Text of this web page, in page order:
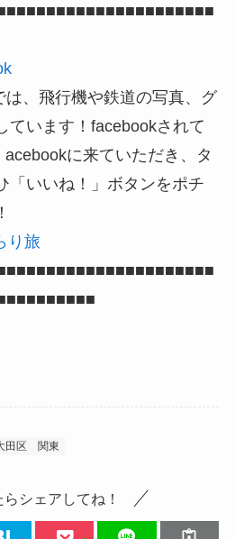
は、飛行機や鉄道の写真、グ
ています！facebookされて
に来ていただき、タ
「いいね！」ボタンをポチ
り旅
田区 関東
シェアしてね！